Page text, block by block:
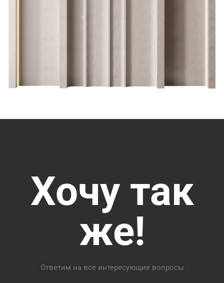
Хочу так
же!
Ответим на все интересующие вопросы